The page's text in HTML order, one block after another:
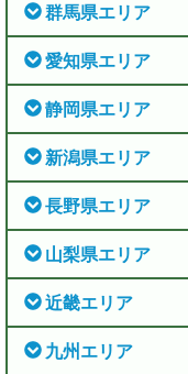
群馬県エリア
愛知県エリア
静岡県エリア
新潟県エリア
長野県エリア
山梨県エリア
近畿エリア
九州エリア